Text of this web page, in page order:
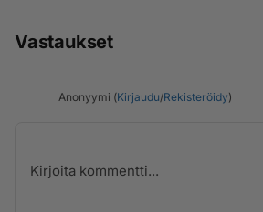
Vastaukset
Anonyymi (Kirjaudu/Rekisteröidy)